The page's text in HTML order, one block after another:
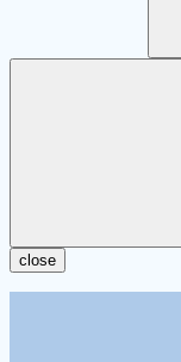
close